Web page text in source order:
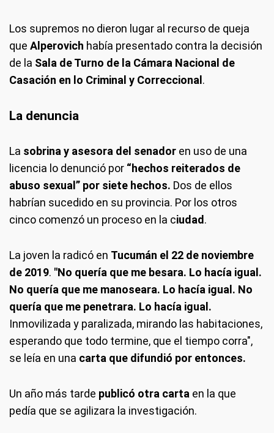
Los supremos no dieron lugar al recurso de queja
que Alperovich había presentado contra la decisión
de la Sala de Turno de la Cámara Nacional de
Casación en lo Criminal y Correccional .
La denuncia
La sobrina y asesora del senador en uso de una
licencia lo denunció por “hechos reiterados de
abuso sexual” por siete hechos. Dos de ellos
habrían sucedido en su provincia. Por los otros
cinco comenzó un proceso en la ciudad .
La joven la radicó en Tucumán el 22 de noviembre
de 2019. "No quería que me besara. Lo hacía igual.
No quería que me manoseara. Lo hacía igual. No
quería que me penetrara. Lo hacía igual.
Inmovilizada y paralizada, mirando las habitaciones,
esperando que todo termine, que el tiempo corra",
se leía en una carta que difundió por entonces.
Un año más tarde publicó otra carta en la que
pedía que se agilizara la investigación.